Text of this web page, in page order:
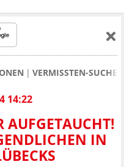
VERMISSTEN-SUCHE
14:22
AUFGETAUCHT!
IN